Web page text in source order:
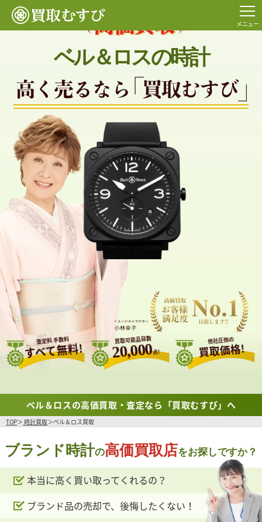
メニュー
ベル＆ロスの時計
査定料 手数料
すべて無料!
買取可能品目数
20,000点!
他社圧倒の
買取価格!
ベル＆ロスの高価買取・査定なら「買取むすび」へ
TOP 時計買取 ベル＆ロス買取
ブランド時計の高価買取店をお探しですか？
本当に高く買い取ってくれるの？
ブランド品の売却で、後悔したくない！